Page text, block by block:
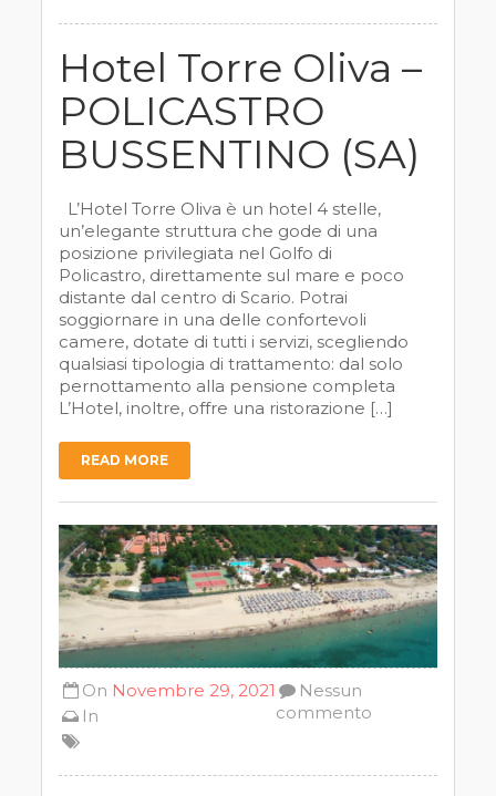
Hotel Torre Oliva –
POLICASTRO
BUSSENTINO (SA)
L’Hotel Torre Oliva è un hotel 4 stelle,
un’elegante struttura che gode di una
posizione privilegiata nel Golfo di
Policastro, direttamente sul mare e poco
distante dal centro di Scario. Potrai
soggiornare in una delle confortevoli
camere, dotate di tutti i servizi, scegliendo
qualsiasi tipologia di trattamento: dal solo
pernottamento alla pensione completa
L’Hotel, inoltre, offre una ristorazione […]
READ MORE
On Novembre 29, 2021
In
Nessun
commento